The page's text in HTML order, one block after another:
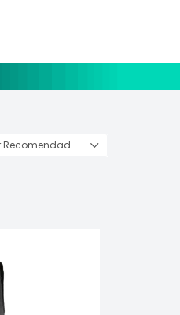
Recomendados